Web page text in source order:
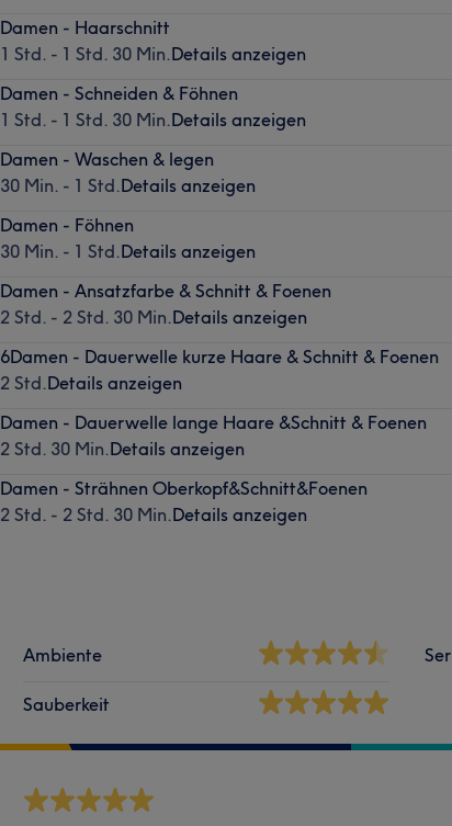
Damen - Haarschnitt
1 Std. - 1 Std. 30 Min.Details anzeigen
Damen - Schneiden & Föhnen
1 Std. - 1 Std. 30 Min.Details anzeigen
Damen - Waschen & legen
30 Min. - 1 Std.Details anzeigen
Damen - Föhnen
30 Min. - 1 Std.Details anzeigen
Damen - Ansatzfarbe & Schnitt & Foenen
2 Std. - 2 Std. 30 Min.Details anzeigen
6Damen - Dauerwelle kurze Haare & Schnitt & Foenen
2 Std.Details anzeigen
Damen - Dauerwelle lange Haare &Schnitt & Foenen
2 Std. 30 Min.Details anzeigen
Damen - Strähnen Oberkopf&Schnitt&Foenen
2 Std. - 2 Std. 30 Min.Details anzeigen
Ambiente
Sauberkeit